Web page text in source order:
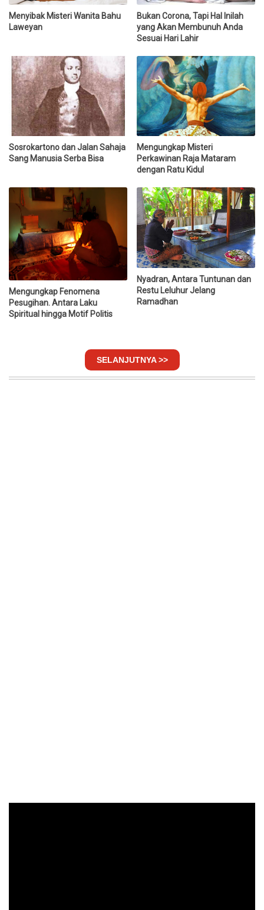
Menyibak Misteri Wanita Bahu
Laweyan
Bukan Corona, Tapi Hal Inilah
yang Akan Membunuh Anda
Sesuai Hari Lahir
Sosrokartono dan Jalan Sahaja
Sang Manusia Serba Bisa
Mengungkap Misteri
Perkawinan Raja Mataram
dengan Ratu Kidul
Mengungkap Fenomena
Pesugihan. Antara Laku
Spiritual hingga Motif Politis
Nyadran, Antara Tuntunan dan
Restu Leluhur Jelang
Ramadhan
SELANJUTNYA >>